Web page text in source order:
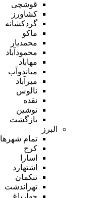
قوشچی
کشاورز
گردکشانه
ماکو
محمدیار
محمودآباد
مهاباد
میاندوآب
میرآباد
نالوس
نقده
نوشین
بازگشت
البرز
تمام شهر‌ها
کرج
اسارا
اشتهارد
تنکمان
تهراندشت
چهارباغ